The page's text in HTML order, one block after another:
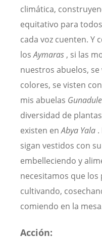
climática,
equitativo para
cada voz cuenten. Y
losAymaras , si las
nuestros abuelos,
colores, se visten
mis abuelas Gunadule
diversidad de
existen enAbya Yala
sigan vestidos con
embelleciendo y
necesitamos que
cultivando,
comiendo en la
Acción: